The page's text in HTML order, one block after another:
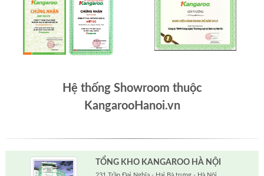
Hệ thống Showroom thuộc
KangarooHanoi.vn
TỔNG KHO KANGAROO HÀ NỘI